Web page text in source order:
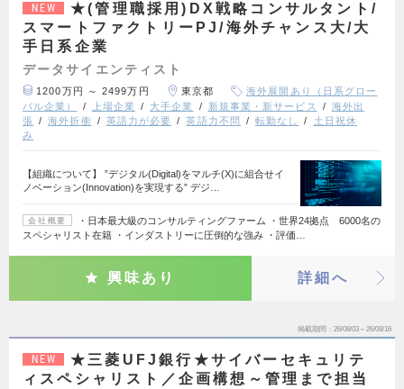
NEW
★(管理職採用)DX戦略コンサルタント/
スマートファクトリーPJ/海外チャンス大/大
手日系企業
データサイエンティスト
1200万円 ～ 2499万円 東京都
海外展開あり（日系グロー
バル企業）
上場企業 大手企業 新規事業・新サービス
海外出
張
海外折衝 英語力が必要 英語力不問 転勤なし
土日祝休
み
【組織について】 ”デジタル(Digital)をマルチ(X)に組合せイ
ノベーション(Innovation)を実現する” デジ…
会社概要
・日本最大級のコンサルティングファーム ・世界24拠点 6000名の
スペシャリスト在籍 ・インダストリーに圧倒的な強み ・評価…
興味あり 詳細へ
掲載期間 26/08/03～26/08/16
NEW
★三菱UFJ銀行★サイバーセキュリテ
ィスペシャリスト／企画構想～管理まで担当